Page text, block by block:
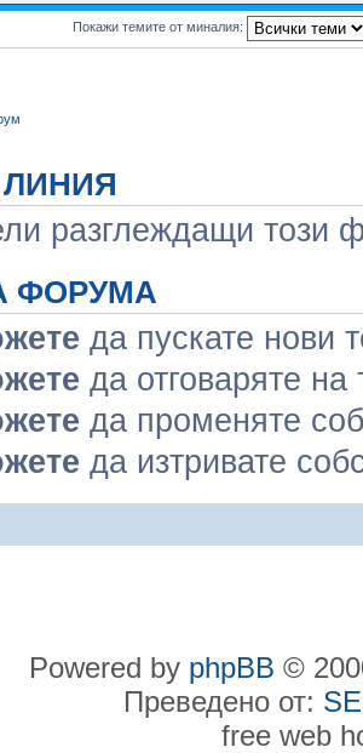
Покажи темите от миналия:
разглеждащи този
ФОРУМА
да пускате нови
да отговаряте на
да променяте
да изтривате
Powered by phpBB ©
Преведено от:
free web